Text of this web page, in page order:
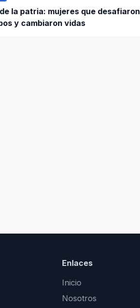
la patria: mujeres que desafiaron
y cambiaron vidas
Enlaces
Inicio
Nosotros